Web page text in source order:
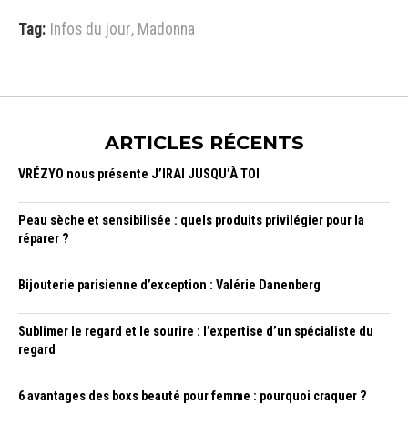
Tag: Infos du jour, Madonna
ARTICLES RÉCENTS
VRÉZYO nous présente J’IRAI JUSQU’À TOI
Peau sèche et sensibilisée : quels produits privilégier pour la
réparer ?
Bijouterie parisienne d’exception : Valérie Danenberg
Sublimer le regard et le sourire : l’expertise d’un spécialiste du
regard
6 avantages des boxs beauté pour femme : pourquoi craquer ?